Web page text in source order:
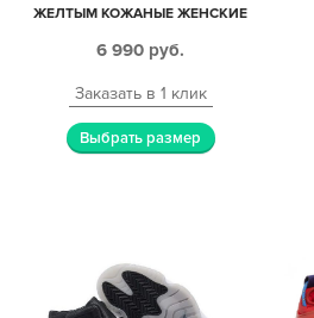
ЖЕЛТЫМ КОЖАНЫЕ ЖЕНСКИЕ
6 990 руб.
Заказать в 1 клик
Выбрать размер